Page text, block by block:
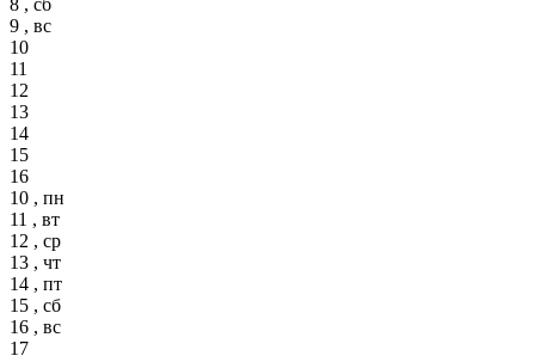
9 , вс
10
11
12
13
14
15
16
10 , пн
11 , вт
12 , ср
13 , чт
14 , пт
15 , сб
16 , вс
17